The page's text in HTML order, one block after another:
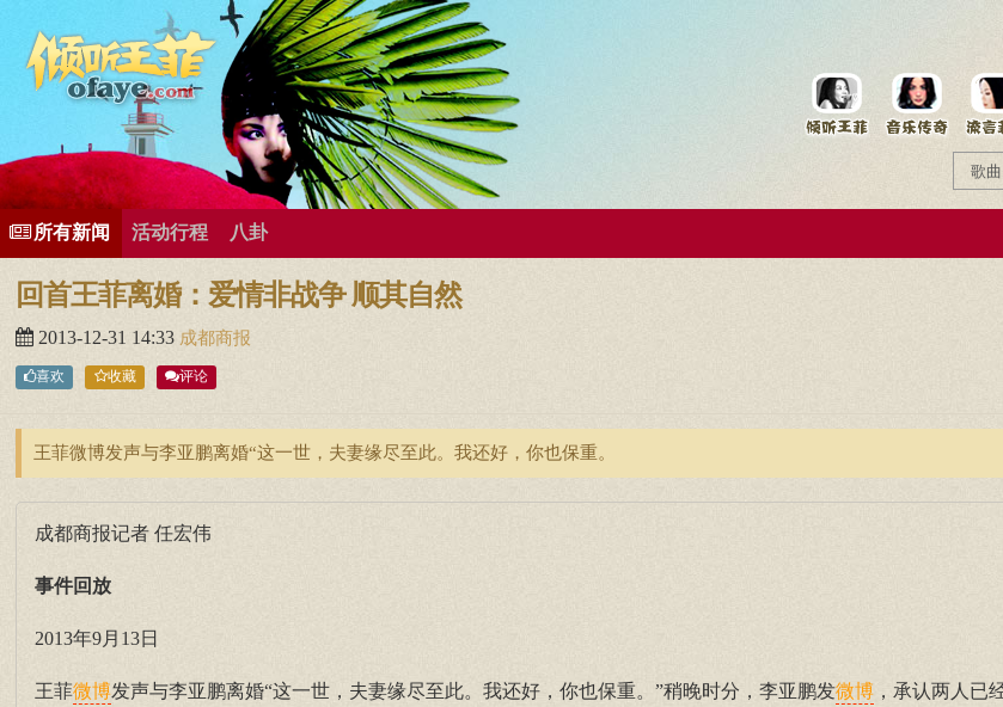
有歌曲专辑
王菲新闻王菲的精美图片王菲精彩视频王菲论坛给王菲留言用户中心王菲资料档案
所有新闻 活动行程 八卦
回首王菲离婚：爱情非战争 顺其自然
2013-12-31 14:33 成都商报
喜欢 收藏 评论
王菲微博发声与李亚鹏离婚“这一世，夫妻缘尽至此。我还好，你也保重。
成都商报记者 任宏伟
事件回放
2013年9月13日
王菲微博发声与李亚鹏离婚“这一世，夫妻缘尽至此。我还好，你也保重。”稍晚时分，李亚鹏发微博 ，承认两人已